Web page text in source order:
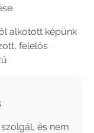
alkotott képünk
felelős
és nem